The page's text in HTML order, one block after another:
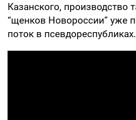
Казанского, производство
“щенков Новороссии” уже
поток в псевдореспубликах.